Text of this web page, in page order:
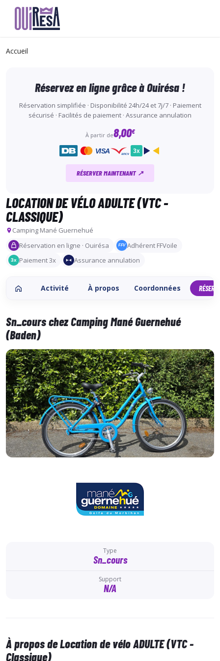
contenu
Accueil
LOCATION DE VÉLO ADULTE (VTC -
CLASSIQUE)
Camping Mané Guernehué
Réservation en ligne · Ouirésa
FFV Adhérent FFVoile
3x Paiement 3x Assurance annulation
Activité À propos Coordonnées
Sn_cours chez Camping Mané Guernehué
(Baden)
Type
Sn_cours
Support
N/A
À propos de Location de vélo ADULTE (VTC -
Classique)
Réservez en ligne grâce à Ouirésa !
Réservation simplifiée · Disponibilité 24h/24 et 7j/7 · Paiement
sécurisé · Facilités de paiement · Assurance annulation
À partir de8,00€
VISA ancv 3x
RÉSERVER MAINTENANT ↗